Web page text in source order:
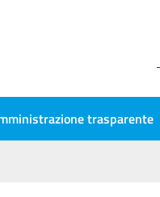
trasparente